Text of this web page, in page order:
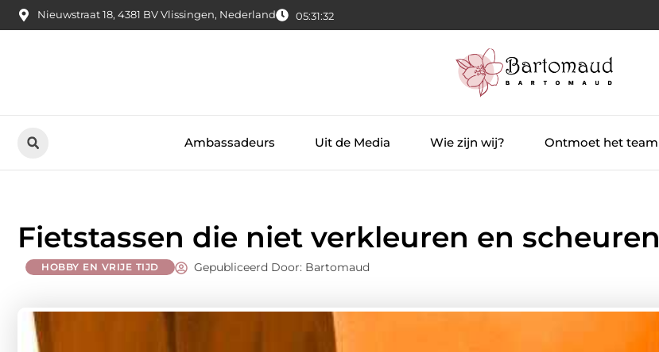
Nieuwstraat 18, 4381 BV Vlissingen, Nederland 05:31:33
Ambassadeurs Uit de Media Wie zijn wij? Ontmoet het team
Fietstassen die niet verkleuren en scheuren
HOBBY EN VRIJE TIJD Gepubliceerd Door: Bartomaud